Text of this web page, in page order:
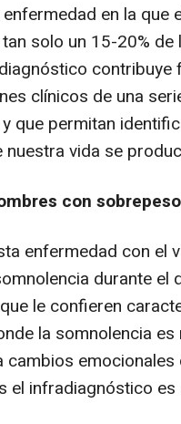
en la que
solo un 15-20%
contribuye
clínicos de una
que permitan
vida se
con
enfermedad con el
durante el
le confieren
la somnolencia
cambios
el infradiagnóstico es